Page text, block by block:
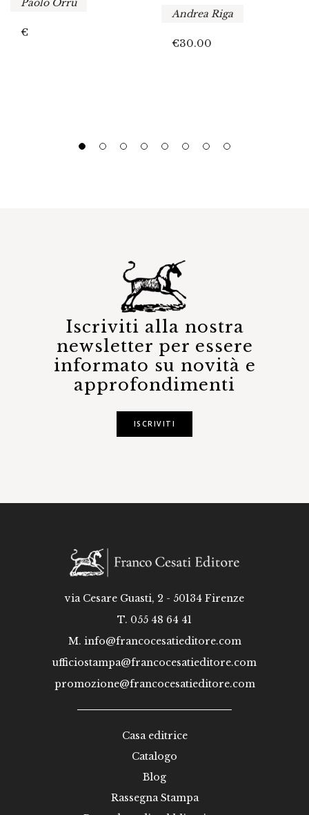
Paolo Orrù
€
Andrea Riga
€30.00
Iscriviti alla nostra
newsletter per essere
informato su novità e
approfondimenti
ISCRIVITI
via Cesare Guasti, 2 - 50134 Firenze
T. 055 48 64 41
M. info@francocesatieditore.com
ufficiostampa@francocesatieditore.com
promozione@francocesatieditore.com
Casa editrice
Catalogo
Blog
Rassegna Stampa